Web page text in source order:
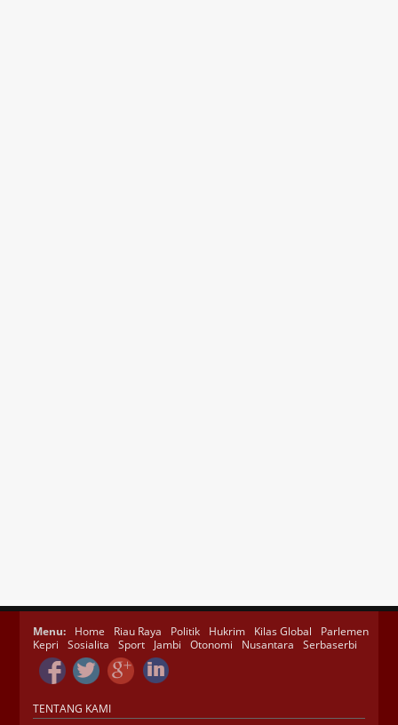
Menu: Home Riau Raya Politik Hukrim Kilas Global
Parlemen
Kepri
Sosialita Sport Jambi Otonomi Nusantara Serbaserbi
TENTANG KAMI